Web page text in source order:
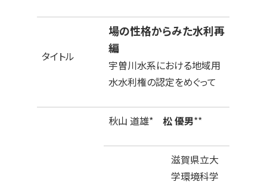
タイトル
場の性格からみた水利再
編
宇曽川水系における地域用
水水利権の認定をめぐって
秋山 道雄*松 優男**
滋賀県立大
学環境科学